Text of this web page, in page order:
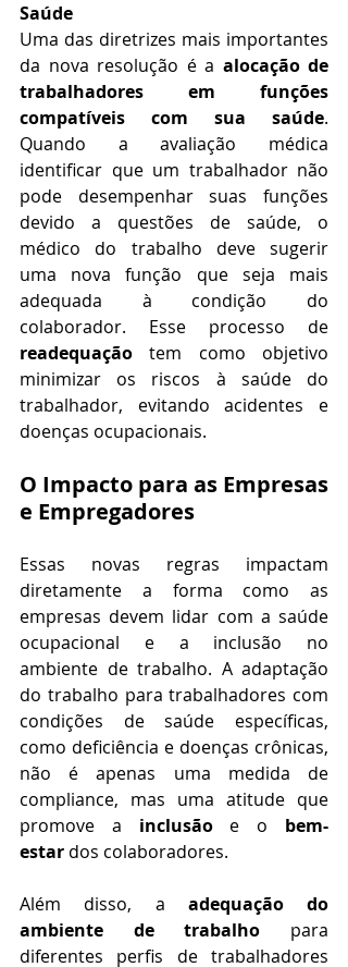
Saúde
Uma das diretrizes mais importantes
da nova resolução é a alocação de
trabalhadores em funções
compatíveis com sua saúde.
Quando a avaliação médica
identificar que um trabalhador não
pode desempenhar suas funções
devido a questões de saúde, o
médico do trabalho deve sugerir
uma nova função que seja mais
adequada à condição do
readequação tem como objetivo
minimizar os riscos à saúde do
trabalhador, evitando acidentes e
doenças ocupacionais.
O Impacto para as Empresas
e Empregadores
Essas novas regras impactam
diretamente a forma como as
empresas devem lidar com a saúde
ocupacional e a inclusão no
ambiente de trabalho. A adaptação
do trabalho para trabalhadores com
condições de saúde específicas,
como deficiência e doenças crônicas,
não é apenas uma medida de
compliance, mas uma atitude que
promove a inclusão e o bem-
estar dos colaboradores.
Além disso, a adequação do
ambiente de trabalho para
diferentes perfis de trabalhadores